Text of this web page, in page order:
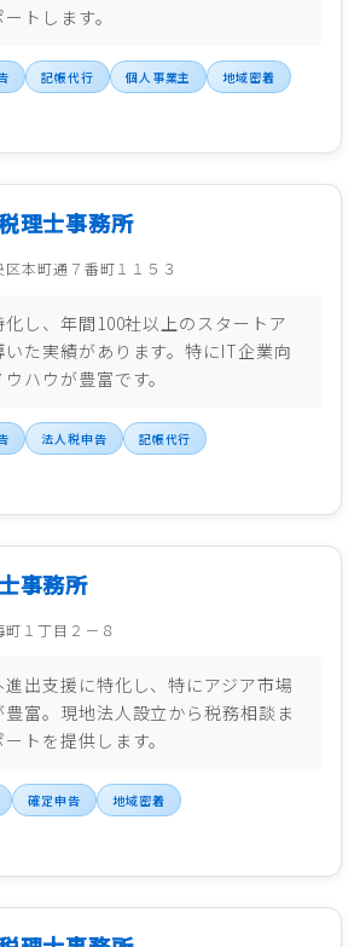
トします。
記帳代行 個人事業主 地域密着
理士事務所
本町通７番町１１５３
し、年間100社以上のスタートア
いた実績があります。特にIT企業向
ハウが豊富です。
法人税申告 記帳代行
事務所
１丁目２－８
出支援に特化し、特にアジア市場
富。現地法人設立から税務相談ま
トを提供します。
確定申告 地域密着